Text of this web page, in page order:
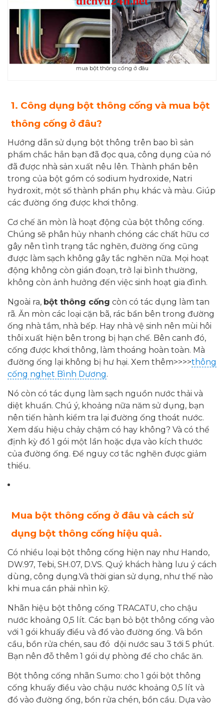
mua bột thông cống ở đâu
1. Công dụng bột thông cống và mua bột
thông cống ở đâu?
Hướng dẫn sử dụng bột thông trên bao bì sản
phẩm chắc hẳn bạn đã đọc qua, công dụng của nó
đã được nhà sản xuất nêu lên. Thành phần bên
trong của bột gồm có sodium hydroxide, Natri
hydroxit, một số thành phần phụ khác và màu. Giúp
các đường ống được khơi thông.
Cơ chế ăn mòn là hoạt động của bột thông cống.
Chúng sẽ phân hủy nhanh chóng các chất hữu cơ
gây nên tình trạng tắc nghẽn, đường ống cũng
được làm sạch không gây tắc nghẽn nữa. Mọi hoạt
động không còn gián đoạn, trở lại bình thường,
không còn ảnh hưởng đến việc sinh hoạt gia đình.
Ngoài ra, bột thông cống còn có tác dụng làm tan
rã. Ăn mòn các loại cặn bã, rác bẩn bên trong đường
ống nhà tắm, nhà bếp. Hay nhà vệ sinh nên mùi hôi
thôi xuất hiện bên trong bị hạn chế. Bên canh đó,
cống được khơi thông, làm thoáng hoàn toàn. Mà
đường ống lại không bị hư hại. Xem thêm>>>>thông
cống nghẹt Bình Dương.
Nó còn có tác dụng làm sạch nguồn nước thải và
diệt khuẩn. Chú ý, khoảng nữa năm sử dụng, bạn
nên tiến hành kiểm tra lại đường ống thoát nước.
Xem dấu hiệu chảy chậm có hay không? Và có thể
định kỳ đổ 1 gói một lần hoặc dựa vào kích thước
của đường ống. Để nguy cơ tắc nghẽn được giảm
thiểu.
Mua bột thông cống ở đâu và cách sử
dụng bột thông cống hiệu quả.
Có nhiều loại bột thông cống hiện nay như Hando,
DW.97, Tebi, SH.07, D.VS. Quý khách hàng lưu ý cách
dùng, công dụng.Và thời gian sử dụng, như thế nào
khi mua cần phải nhìn kỹ.
Nhãn hiệu bột thông cống TRACATU, cho chậu
nước khoảng 0,5 lít. Các bạn bỏ bột thông cống vào
với 1 gói khuấy điều và đổ vào đường ống. Và bồn
cầu, bồn rửa chén, sau đó dội nước sau 3 tới 5 phút.
Bạn nên đỗ thêm 1 gói dự phòng để cho chắc ăn.
Bột thông cống nhãn Sumo: cho 1 gói bột thông
cống khuấy điều vào chậu nước khoảng 0,5 lít và
đổ vào đường ống, bồn rửa chén, bồn cầu. Dựa vào